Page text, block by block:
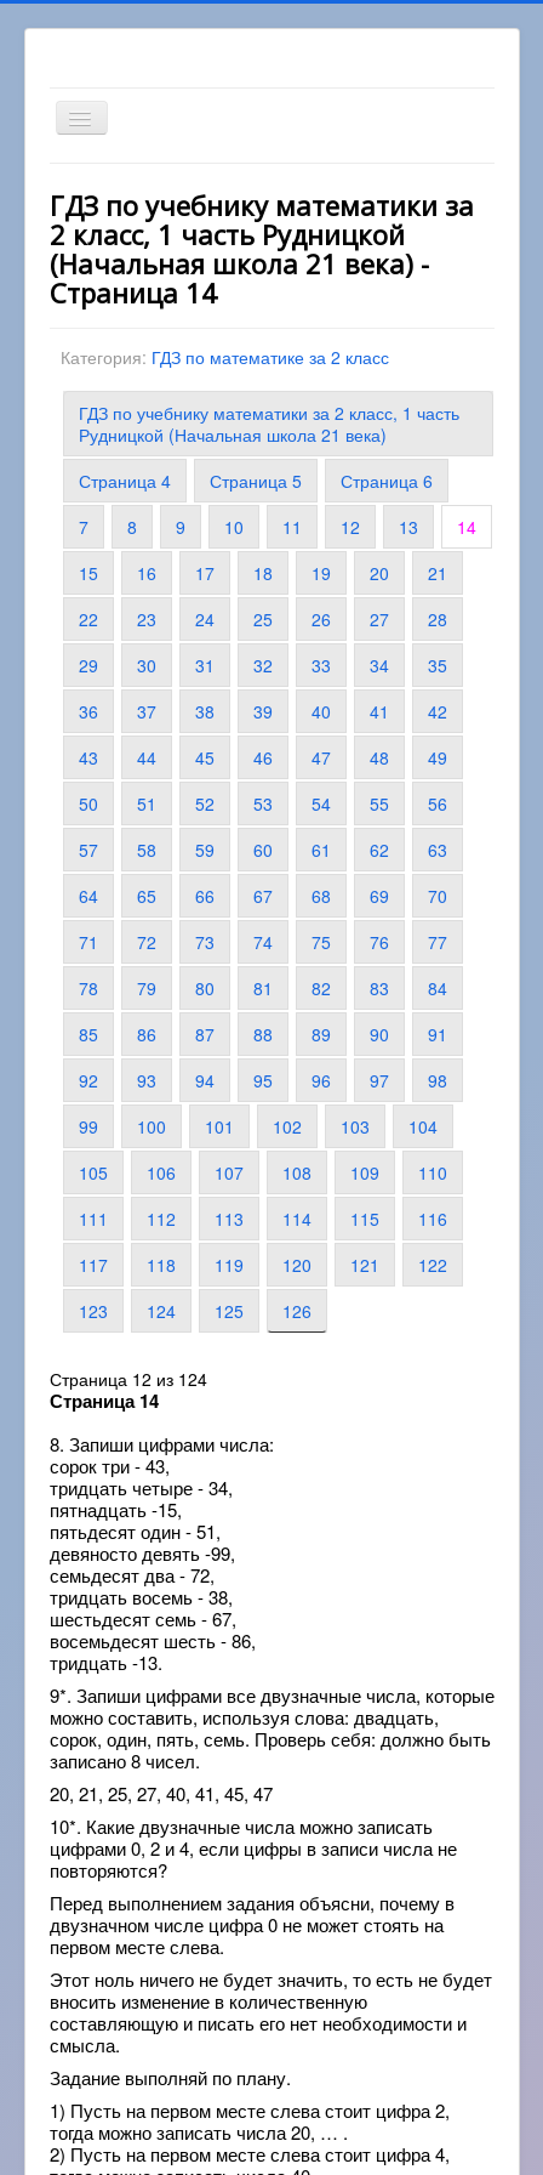
Включить/
выключить
Вы здесь: Главная
Математика 2 класс
ГДЗ по учебнику математики за 2 класс, 1 часть
Рудницкой (Начальная школа 21 века)
ГДЗ по учебнику математики за
2 класс, 1 часть Рудницкой
(Начальная школа 21 века) -
Страница 14
Категория: ГДЗ по математике за 2 класс
ГДЗ по учебнику математики за 2 класс, 1 часть
Рудницкой (Начальная школа 21 века)
Страница 4
Страница 5
Страница 6
7
8 9 10 11 12 13
14
15
16 17 18 19 20
21
22
23 24 25 26 27
28
29
30 31 32 33 34
35
36
37 38 39 40 41
42
43
44 45 46 47 48
49
50
51 52 53 54 55
56
57
58 59 60 61 62
63
64
65 66 67 68 69
70
71
72 73 74 75 76
77
78
79 80 81 82 83
84
85
86 87 88 89 90
91
92
93 94 95 96 97
98
99
100 101 102 103
104
105
106 107 108 109
110
111
112 113 114 115
116
117
118 119 120 121
122
123
124 125 126
Страница 12 из 124
Страница 14
8. Запиши цифрами числа:
сорок три - 43,
тридцать четыре - 34,
пятнадцать -15,
пятьдесят один - 51,
девяносто девять -99,
семьдесят два - 72,
тридцать восемь - 38,
шестьдесят семь - 67,
восемьдесят шесть - 86,
тридцать -13.
9*. Запиши цифрами все двузначные числа, которые
можно составить, используя слова: двадцать,
сорок, один, пять, семь. Проверь себя: должно быть
записано 8 чисел.
20, 21, 25, 27, 40, 41, 45, 47
10*. Какие двузначные числа можно записать
цифрами 0, 2 и 4, если цифры в записи числа не
повторяются?
Перед выполнением задания объясни, почему в
двузначном числе цифра 0 не может стоять на
первом месте слева.
Этот ноль ничего не будет значить, то есть не будет
вносить изменение в количественную
составляющую и писать его нет необходимости и
смысла.
Задание выполняй по плану.
1) Пусть на первом месте слева стоит цифра 2,
тогда можно записать числа 20, … .
2) Пусть на первом месте слева стоит цифра 4,